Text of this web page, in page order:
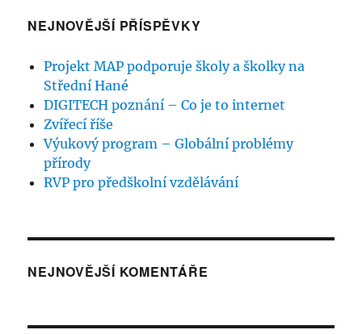
NEJNOVĚJŠÍ PŘÍSPĚVKY
Projekt MAP podporuje školy a školky na
Střední Hané
DIGITECH poznání – Co je to internet
Zvířecí říše
Výukový program – Globální problémy
přírody
RVP pro předškolní vzdělávání
NEJNOVĚJŠÍ KOMENTÁŘE